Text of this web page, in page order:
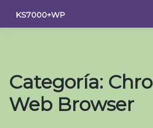
contenido
KS7000+WP
Categoría:
Web Browser